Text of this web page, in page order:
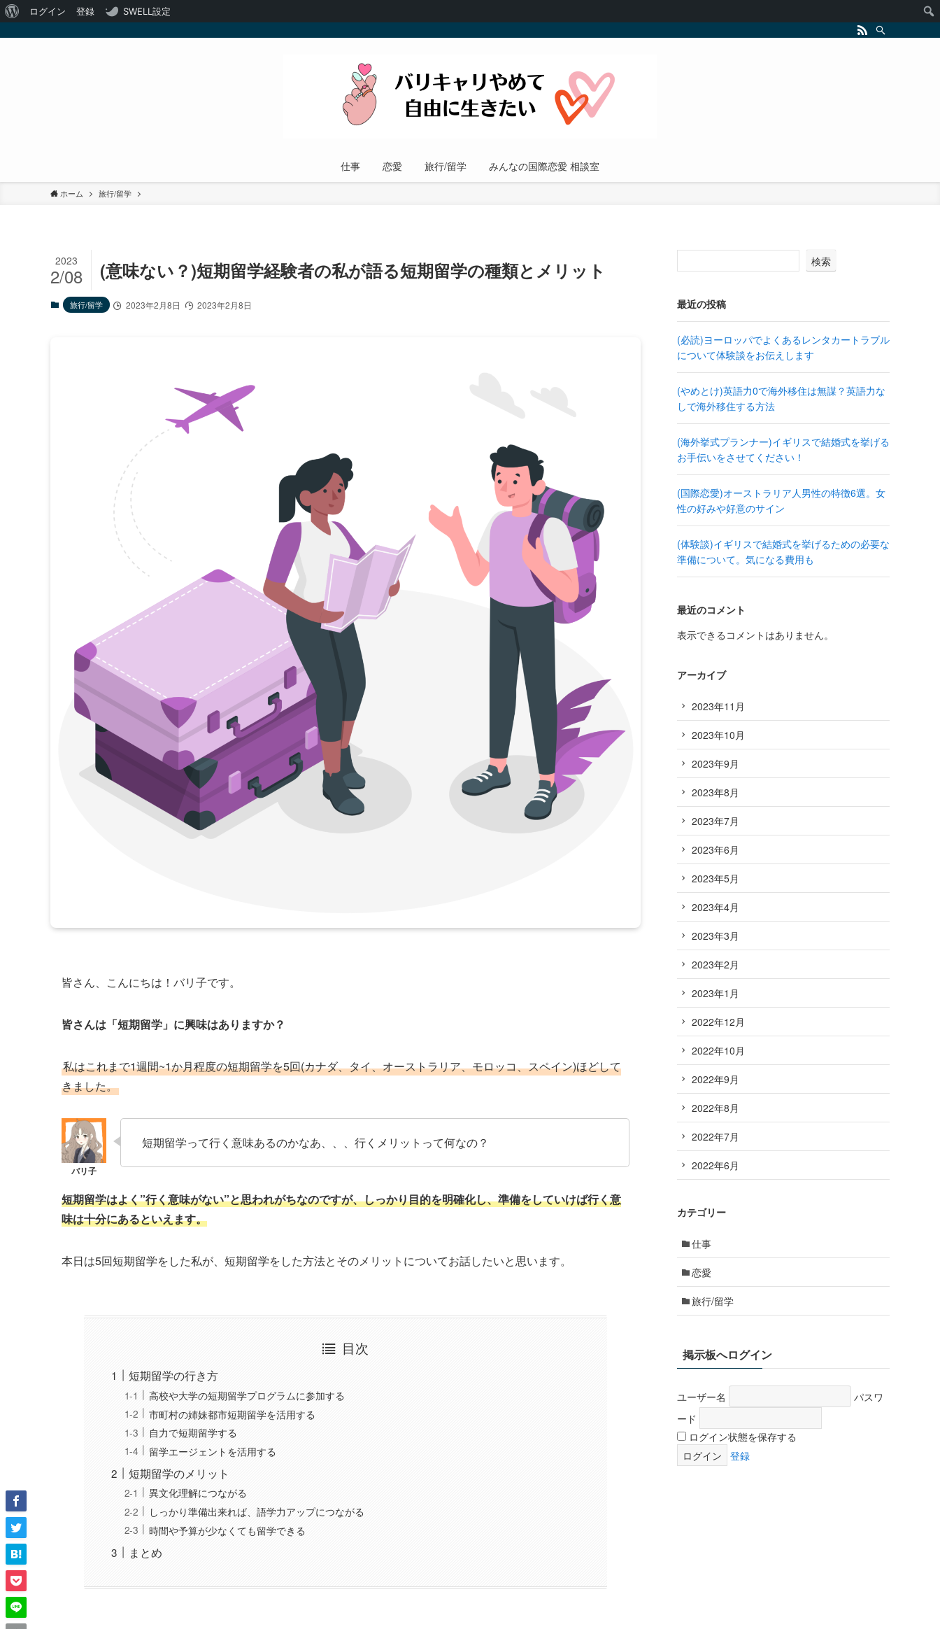
WordPress
ログイン 登録 SWELL設定
仕事 恋愛 旅行/留学 みんなの国際恋愛 相談室
ホーム 旅行/留学
(意味ない？)短期留学経験者の私が語る短期留学の種類とメリット
2023
2/08
旅行/留学 2023年2月8日 2023年2月8日
皆さん、こんにちは！バリ子です。
皆さんは「短期留学」に興味はありますか？
私はこれまで1週間~1か月程度の短期留学を5回(カナダ、タイ、オーストラリア、モロッコ、スペイン)ほどして
きました。
短期留学って行く意味あるのかなあ、、、行くメリットって何なの？
短期留学はよく”行く意味がない”と思われがちなのですが、しっかり目的を明確化し、準備をしていけば行く意
味は十分にあるといえます。
本日は5回短期留学をした私が、短期留学をした方法とそのメリットについてお話したいと思います。
目次
短期留学の行き方
高校や大学の短期留学プログラムに参加する
市町村の姉妹都市短期留学を活用する
自力で短期留学する
留学エージェントを活用する
短期留学のメリット
異文化理解につながる
しっかり準備出来れば、語学力アップにつながる
時間や予算が少なくても留学できる
まとめ
検索
最近の投稿
(必読)ヨーロッパでよくあるレンタカートラブル
について体験談をお伝えします
(やめとけ)英語力0で海外移住は無謀？英語力な
しで海外移住する方法
(海外挙式プランナー)イギリスで結婚式を挙げる
お手伝いをさせてください！
(国際恋愛)オーストラリア人男性の特徴6選。女
性の好みや好意のサイン
(体験談)イギリスで結婚式を挙げるための必要な
準備について。気になる費用も
最近のコメント
表示できるコメントはありません。
アーカイブ
2023年11月
2023年10月
2023年9月
2023年8月
2023年7月
2023年6月
2023年5月
2023年4月
2023年3月
2023年2月
2023年1月
2022年12月
2022年10月
2022年9月
2022年8月
2022年7月
2022年6月
カテゴリー
仕事
恋愛
旅行/留学
掲示板へログイン
ユーザー名
パスワ
ード
ログイン状態を保存する
登録